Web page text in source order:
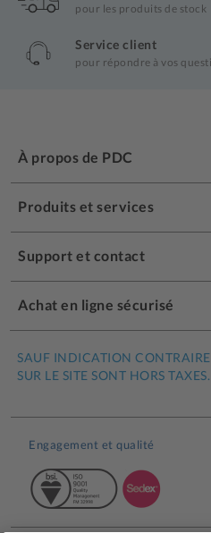
pour les produits de stock
Service client
pour répondre à vos
À propos de PDC
Produits et services
Support et contact
Achat en ligne sécurisé
SAUF INDICATION
SUR LE SITE SONT HORS TAXES.
Engagement et qualité